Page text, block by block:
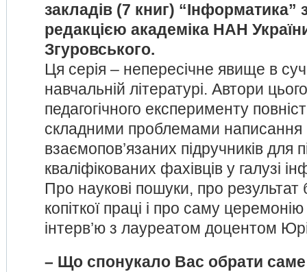
закладів (7 книг) “Інформатика”
редакцією академіка НАН
Згуровського.
Ця серія – непересічне явище в
навчальній літературі. Автори
педагогічного експерименту
складними проблемами написання
взаємопов’язаних підручників для
кваліфікованих фахівців у галузі
Про наукові пошуки, про результат
копіткої праці і про саму
інтерв’ю з лауреатом доцентом
– Що спонукало Вас обрати